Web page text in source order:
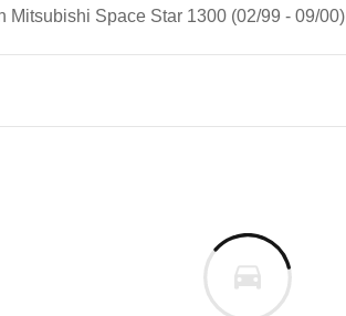
Mitsubishi Space Star 1300 (02/99 - 09/00)